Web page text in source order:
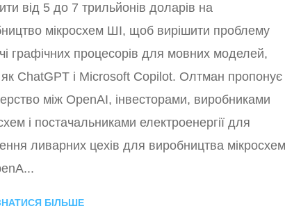
від 5 до 7 трильйонів доларів на
мікросхем ШІ, щоб вирішити проблему
графічних процесорів для мовних моделей,
як ChatGPT і Microsoft Copilot. Олтман пропонує
між OpenAI, інвесторами, виробниками
і постачальниками електроенергії для
ливарних цехів для виробництва
БІЛЬШЕ